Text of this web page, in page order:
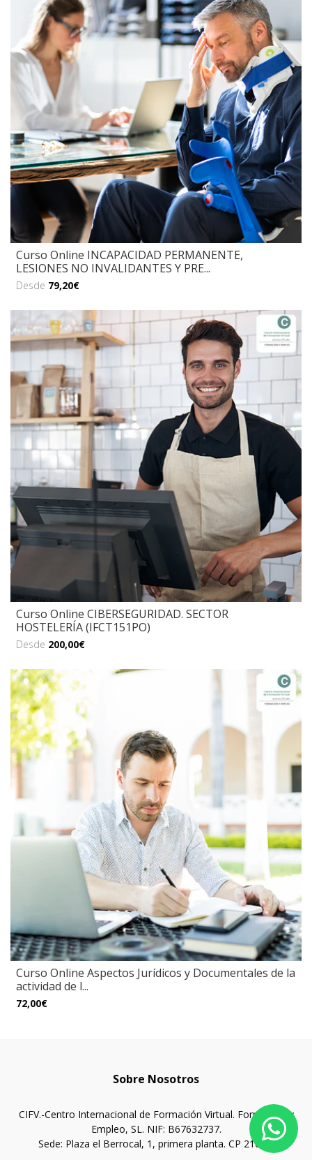
Curso Online INCAPACIDAD PERMANENTE,
LESIONES NO INVALIDANTES Y PRE...
Desde 79,20€
Curso Online CIBERSEGURIDAD. SECTOR
HOSTELERÍA (IFCT151PO)
Desde 200,00€
Curso Online Aspectos Jurídicos y Documentales de la
actividad de l...
72,00€
Sobre Nosotros
CIFV.-Centro Internacional de Formación Virtual. Formación y
Empleo, SL. NIF: B67632737.
Sede: Plaza el Berrocal, 1, primera planta. CP 21005.